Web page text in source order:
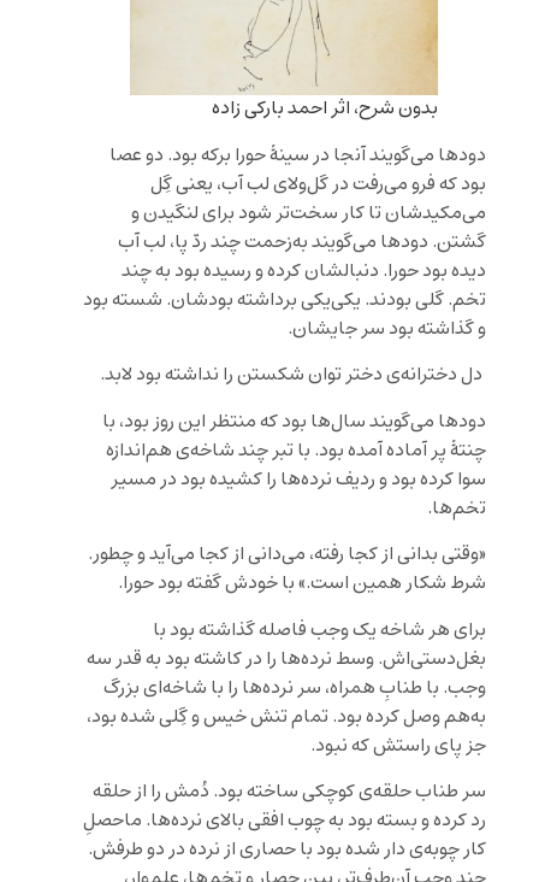
بدون شرح، اثر احمد بارکی زاده
دودها می‌گویند آنجا در سینۀ حورا برکه بود. دو عصا
بود که فرو می‌رفت در گل‌ولای لب آب، یعنی گِل
می‌مکیدشان تا کار سخت‌تر شود برای لنگیدن و
گشتن. دودها می‌گویند به‌زحمت چند ردّ پا، لب آب
دیده بود حورا. دنبالشان کرده و رسیده بود به چند
تخم. گلی بودند. یکی‌یکی برداشته بودشان. شسته بود
و گذاشته بود سر جایشان.
دل دخترانه‌ی دختر توان شکستن را نداشته بود لابد.
دود‌ها می‌گویند سال‌ها بود که منتظر این روز بود، با
چنتۀ پر آماده آمده بود. با تبر چند شاخه‌ی هم‌اندازه
سوا کرده بود و ردیف نرده‌ها را کشیده بود در مسیر
تخم‌ها.
«وقتی بدانی از کجا رفته، می‌دانی از کجا می‌آید و چطور.
شرط شکار همین است.» با خودش گفته بود حورا.
برای هر شاخه یک وجب فاصله گذاشته بود با
بغل‌دستی‌اش. وسط نرده‌ها را در کاشته بود به قدر سه
وجب. با طنابِ همراه، سر نرده‌ها را با شاخه‌ای بزرگ
به‌هم وصل کرده بود. تمام تنش خیس و گِلی شده بود،
جز پای راستش که نبود.
سر طناب حلقه‌ی کوچکی ساخته بود. دُمش را از حلقه
رد کرده و بسته بود به چوب افقی بالای نرده‌ها. ماحصلِ
کار چوبه‌ی دار شده بود با حصاری از نرده در دو طرفش.